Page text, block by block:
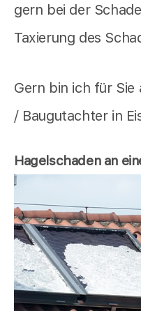
gern bei der
Taxierung des
Gern bin ich für Sie
/ Baugutachter in
Hagelschaden an